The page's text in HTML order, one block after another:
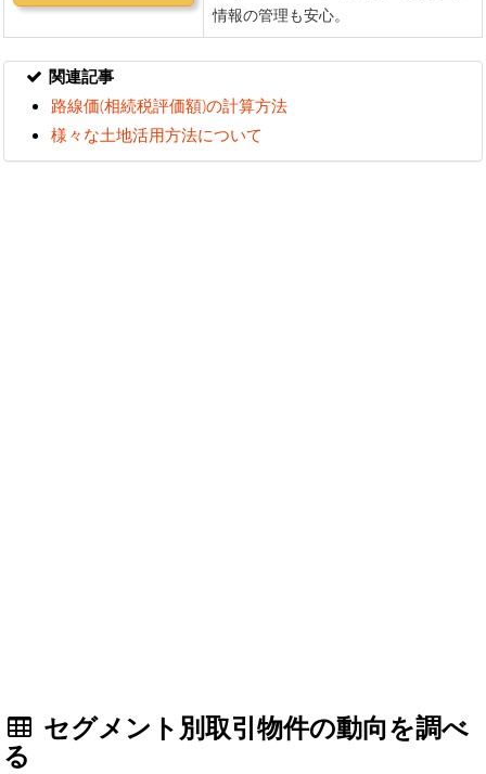
関連記事
路線価(相続税評価額)の計算方法
様々な土地活用方法について
セグメント別取引物件の動向を調べ
る